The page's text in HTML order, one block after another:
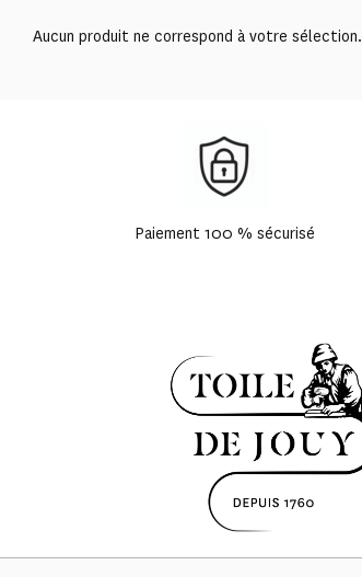
Aucun produit ne correspond à votre sélection.
Paiement 100 % sécurisé